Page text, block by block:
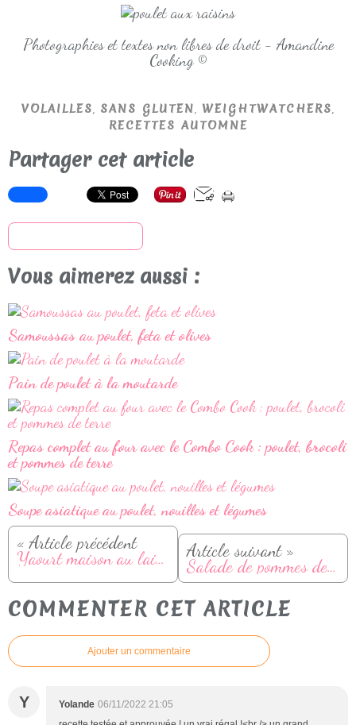
Photographies et textes non libres de droit - Amandine
Cooking ©
VOLAILLES, SANS GLUTEN, WEIGHTWATCHERS,
RECETTES AUTOMNE
Partager cet article
Vous aimerez aussi :
Samoussas au poulet, feta et olives
Pain de poulet à la moutarde
Repas complet au four avec le Combo Cook : poulet, brocoli
et pommes de terre
Soupe asiatique au poulet, nouilles et légumes
« Article précédent
Yaourt maison au lait cru Article suivant »
Salade de pommes de terre, avocat et saumon
COMMENTER CET ARTICLE
Ajouter un commentaire
Y Yolande 06/11/2022 21:05